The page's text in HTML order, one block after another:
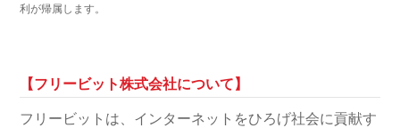
利が帰属します。
【フリービット株式会社について】
フリービットは、インターネットをひろげ社会に貢献す